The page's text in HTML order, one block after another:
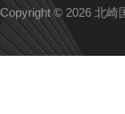
Copyright © 2026 北崎